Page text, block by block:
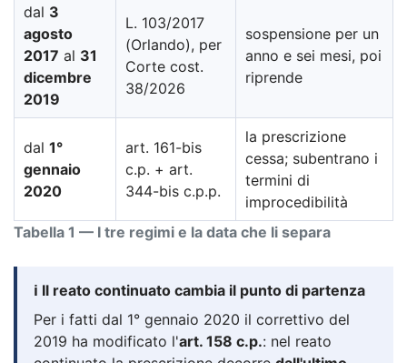
Tabella 1 — I tre regimi e la data che li separa
dal 3
agosto
2017 al 31
dicembre
2019
L. 103/2017
(Orlando), per
Corte cost.
38/2026
sospensione per un
anno e sei mesi, poi
riprende
dal 1°
gennaio
2020
art. 161-bis
c.p. + art.
344-bis c.p.p.
la prescrizione
cessa; subentrano i
termini di
improcedibilità
ℹ️ Il reato continuato cambia il punto di partenza
Per i fatti dal 1° gennaio 2020 il correttivo del
2019 ha modificato l'art. 158 c.p.: nel reato